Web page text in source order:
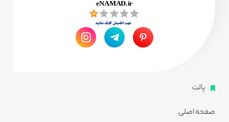
پالت
صفحه اصلی